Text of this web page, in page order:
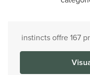
instincts offre 167